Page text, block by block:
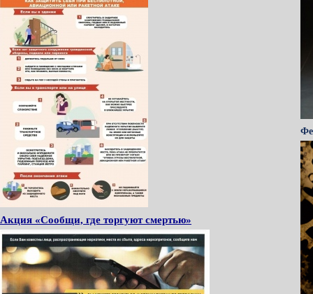
Акция «Сообщи, где торгуют смертью»